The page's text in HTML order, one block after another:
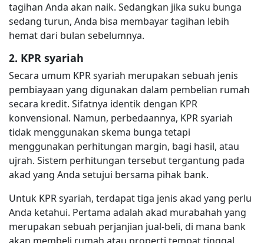
tagihan Anda akan naik. Sedangkan jika suku bunga
sedang turun, Anda bisa membayar tagihan lebih
hemat dari bulan sebelumnya.
2. KPR syariah
Secara umum KPR syariah merupakan sebuah jenis
pembiayaan yang digunakan dalam pembelian rumah
secara kredit. Sifatnya identik dengan KPR
konvensional. Namun, perbedaannya, KPR syariah
tidak menggunakan skema bunga tetapi
menggunakan perhitungan margin, bagi hasil, atau
ujrah. Sistem perhitungan tersebut tergantung pada
akad yang Anda setujui bersama pihak bank.
Untuk KPR syariah, terdapat tiga jenis akad yang perlu
Anda ketahui. Pertama adalah akad murabahah yang
merupakan sebuah perjanjian jual-beli, di mana bank